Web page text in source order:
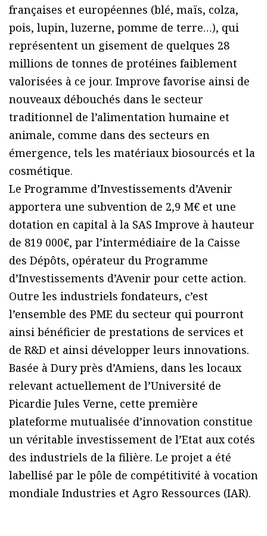
françaises et européennes (blé, maïs, colza,
pois, lupin, luzerne, pomme de terre…), qui
représentent un gisement de quelques 28
millions de tonnes de protéines faiblement
valorisées à ce jour. Improve favorise ainsi de
nouveaux débouchés dans le secteur
traditionnel de l’alimentation humaine et
animale, comme dans des secteurs en
émergence, tels les matériaux biosourcés et la
cosmétique.
Le Programme d’Investissements d’Avenir
apportera une subvention de 2,9 M€ et une
dotation en capital à la SAS Improve à hauteur
de 819 000€, par l’intermédiaire de la Caisse
des Dépôts, opérateur du Programme
d’Investissements d’Avenir pour cette action.
Outre les industriels fondateurs, c’est
l’ensemble des PME du secteur qui pourront
ainsi bénéficier de prestations de services et
de R&D et ainsi développer leurs innovations.
Basée à Dury près d’Amiens, dans les locaux
relevant actuellement de l’Université de
Picardie Jules Verne, cette première
plateforme mutualisée d’innovation constitue
un véritable investissement de l’Etat aux cotés
des industriels de la filière. Le projet a été
labellisé par le pôle de compétitivité à vocation
mondiale Industries et Agro Ressources (IAR).